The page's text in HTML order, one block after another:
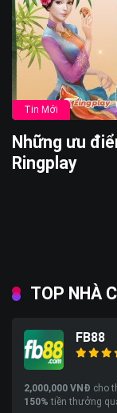
Tin Mới
Những ưu
Ringplay
TOP NHÀ
FB88
2,000,000 VNĐ cho
150% tiền thưởng